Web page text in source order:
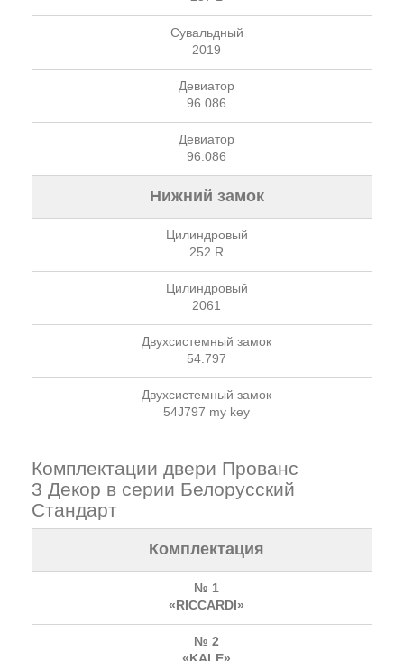
Сувальдный
2019
Девиатор
96.086
Девиатор
96.086
Нижний замок
Цилиндровый
252 R
Цилиндровый
2061
Двухсистемный замок
54.797
Двухсистемный замок
54J797 my key
Комплектации двери Прованс
3 Декор в серии Белорусский
Стандарт
Комплектация
№ 1
«RICCARDI»
№ 2